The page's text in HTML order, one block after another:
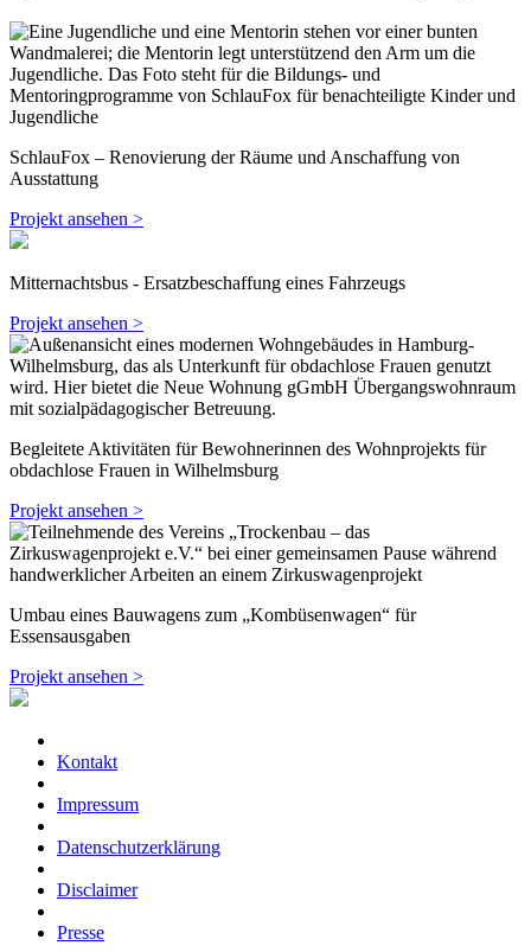
SchlauFox – Renovierung der Räume und Anschaffung von
Ausstattung
Projekt ansehen >
Mitternachtsbus - Ersatzbeschaffung eines Fahrzeugs
Projekt ansehen >
Begleitete Aktivitäten für Bewohnerinnen des Wohnprojekts für
obdachlose Frauen in Wilhelmsburg
Projekt ansehen >
Umbau eines Bauwagens zum „Kombüsenwagen“ für
Essensausgaben
Projekt ansehen >
Kontakt
Impressum
Datenschutzerklärung
Disclaimer
Presse